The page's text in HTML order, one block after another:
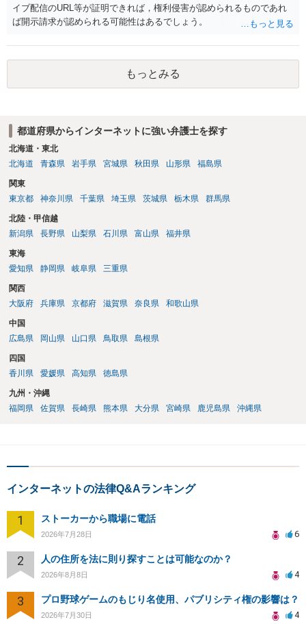
イブ配信のURL等が証明できれば，権利侵害が認められるものであれ
ば開示請求が認められる可能性はあるでしょう。
もっとみる
都道府県からインターネットに強い弁護士を探す
北海道・東北
北海道
青森県 岩手県 宮城県 秋田県 山形県 福島県
関東
東京都
神奈川県 千葉県 埼玉県 茨城県 栃木県 群馬県
北陸・甲信越
新潟県
長野県 山梨県 石川県 富山県 福井県
東海
愛知県
静岡県 岐阜県 三重県
関西
大阪府
兵庫県 京都府 滋賀県 奈良県 和歌山県
中国
広島県
岡山県 山口県 鳥取県 島根県
四国
香川県
愛媛県 高知県 徳島県
九州・沖縄
福岡県
佐賀県 長崎県 熊本県 大分県 宮崎県 鹿児島県 沖縄県
インターネットの法律Q&Aランキング
1 ストーカーから職場に電話
2026年7月28日 6
2 人の住所を法に則り探すことは可能なのか？
2026年8月8日 4
3 プロ野球ゲームのもじり名使用、パブリシティ権の影響は？
2026年7月30日 4